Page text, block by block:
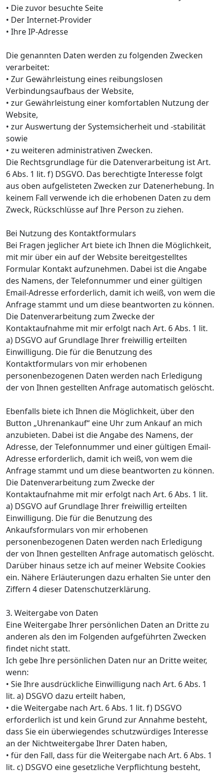
• Die zuvor besuchte Seite
• Der Internet-Provider
• Ihre IP-Adresse
Die genannten Daten werden zu folgenden Zwecken
verarbeitet:
• Zur Gewährleistung eines reibungslosen
Verbindungsaufbaus der Website,
• zur Gewährleistung einer komfortablen Nutzung der
Website,
• zur Auswertung der Systemsicherheit und -stabilität
sowie
• zu weiteren administrativen Zwecken.
Die Rechtsgrundlage für die Datenverarbeitung ist Art.
6 Abs. 1 lit. f) DSGVO. Das berechtigte Interesse folgt
aus oben aufgelisteten Zwecken zur Datenerhebung. In
keinem Fall verwende ich die erhobenen Daten zu dem
Zweck, Rückschlüsse auf Ihre Person zu ziehen.
Bei Nutzung des Kontaktformulars
Bei Fragen jeglicher Art biete ich Ihnen die Möglichkeit,
mit mir über ein auf der Website bereitgestelltes
Formular Kontakt aufzunehmen. Dabei ist die Angabe
des Namens, der Telefonnummer und einer gültigen
Email-Adresse erforderlich, damit ich weiß, von wem die
Anfrage stammt und um diese beantworten zu können.
Die Datenverarbeitung zum Zwecke der
Kontaktaufnahme mit mir erfolgt nach Art. 6 Abs. 1 lit.
a) DSGVO auf Grundlage Ihrer freiwillig erteilten
Einwilligung. Die für die Benutzung des
Kontaktformulars von mir erhobenen
personenbezogenen Daten werden nach Erledigung
der von Ihnen gestellten Anfrage automatisch gelöscht.
Ebenfalls biete ich Ihnen die Möglichkeit, über den
Button „Uhrenankauf“ eine Uhr zum Ankauf an mich
anzubieten. Dabei ist die Angabe des Namens, der
Adresse, der Telefonnummer und einer gültigen Email-
Adresse erforderlich, damit ich weiß, von wem die
Anfrage stammt und um diese beantworten zu können.
Die Datenverarbeitung zum Zwecke der
Kontaktaufnahme mit mir erfolgt nach Art. 6 Abs. 1 lit.
a) DSGVO auf Grundlage Ihrer freiwillig erteilten
Einwilligung. Die für die Benutzung des
Ankaufsformulars von mir erhobenen
personenbezogenen Daten werden nach Erledigung
der von Ihnen gestellten Anfrage automatisch gelöscht.
Darüber hinaus setze ich auf meiner Website Cookies
ein. Nähere Erläuterungen dazu erhalten Sie unter den
Ziffern 4 dieser Datenschutzerklärung.
3. Weitergabe von Daten
Eine Weitergabe Ihrer persönlichen Daten an Dritte zu
anderen als den im Folgenden aufgeführten Zwecken
findet nicht statt.
Ich gebe Ihre persönlichen Daten nur an Dritte weiter,
wenn:
• Sie Ihre ausdrückliche Einwilligung nach Art. 6 Abs. 1
lit. a) DSGVO dazu erteilt haben,
• die Weitergabe nach Art. 6 Abs. 1 lit. f) DSGVO
erforderlich ist und kein Grund zur Annahme besteht,
dass Sie ein überwiegendes schutzwürdiges Interesse
an der Nichtweitergabe Ihrer Daten haben,
• für den Fall, dass für die Weitergabe nach Art. 6 Abs. 1
lit. c) DSGVO eine gesetzliche Verpflichtung besteht,